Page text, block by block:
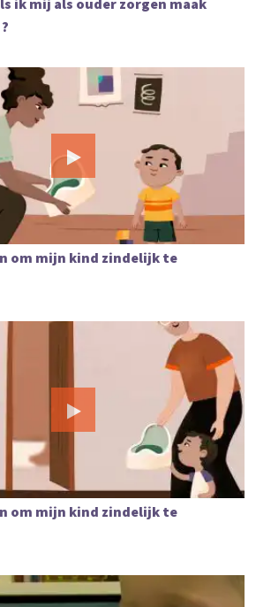
ik mij als ouder zorgen maak
om mijn kind zindelijk te
om mijn kind zindelijk te